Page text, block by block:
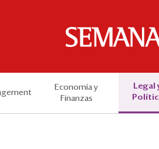
Economía y
Finanzas
Legal